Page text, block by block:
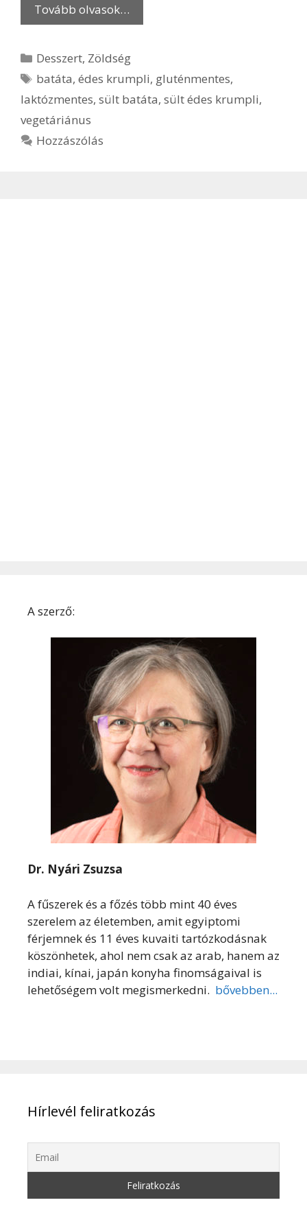
Tovább olvasok…
Kategória
Desszert, Zöldség
Címkék
batáta,édes krumpli, gluténmentes,
laktózmentes, sült batáta, sült édes krumpli,
vegetáriánus
Hozzászólás
A szerző:
Dr. Nyári Zsuzsa
A fűszerek és a főzés több mint 40 éves
szerelem az életemben, amit egyiptomi
férjemnek és 11 éves kuvaiti tartózkodásnak
köszönhetek, ahol nem csak az arab, hanem az
indiai, kínai, japán konyha finomságaival is
lehetőségem volt megismerkedni. bővebben...
Hírlevél feliratkozás